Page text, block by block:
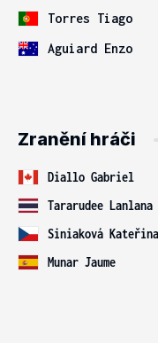
Torres Tiago
Aguiard Enzo
Zranění hráči
Diallo Gabriel
Tararudee Lanlana
Siniaková Kateřina
Munar Jaume